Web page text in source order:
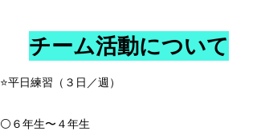
チーム活動について
⭐️平日練習（３日／週）
⚪️６年生〜４年生